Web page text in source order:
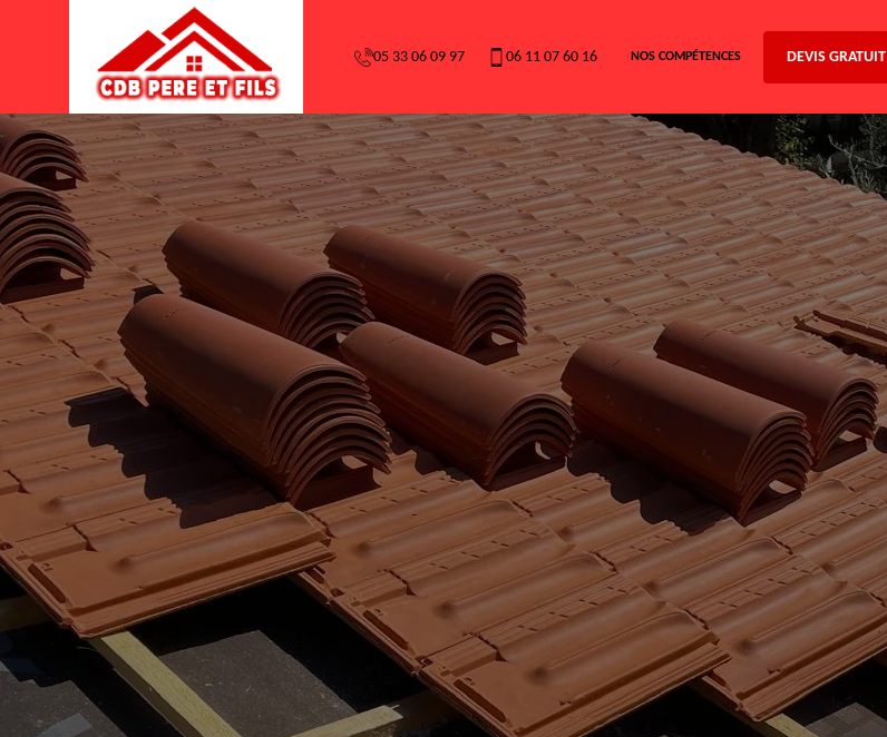
05 33 06 09 97 06 11 07 60 16 NOS COMPÉTENCES DEVIS GRATUIT